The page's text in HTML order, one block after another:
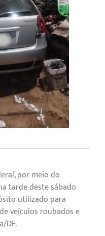
por meio do
tarde deste sábado
utilizado para
veículos roubados e
DF.